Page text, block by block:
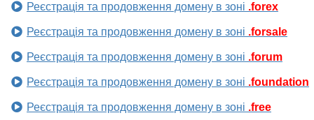
Реєстрація та продовження домену в зоні .forex
Реєстрація та продовження домену в зоні .forsale
Реєстрація та продовження домену в зоні .forum
Реєстрація та продовження домену в зоні .foundation
Реєстрація та продовження домену в зоні .free